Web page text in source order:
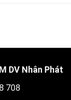
DV Nhân Phát
708